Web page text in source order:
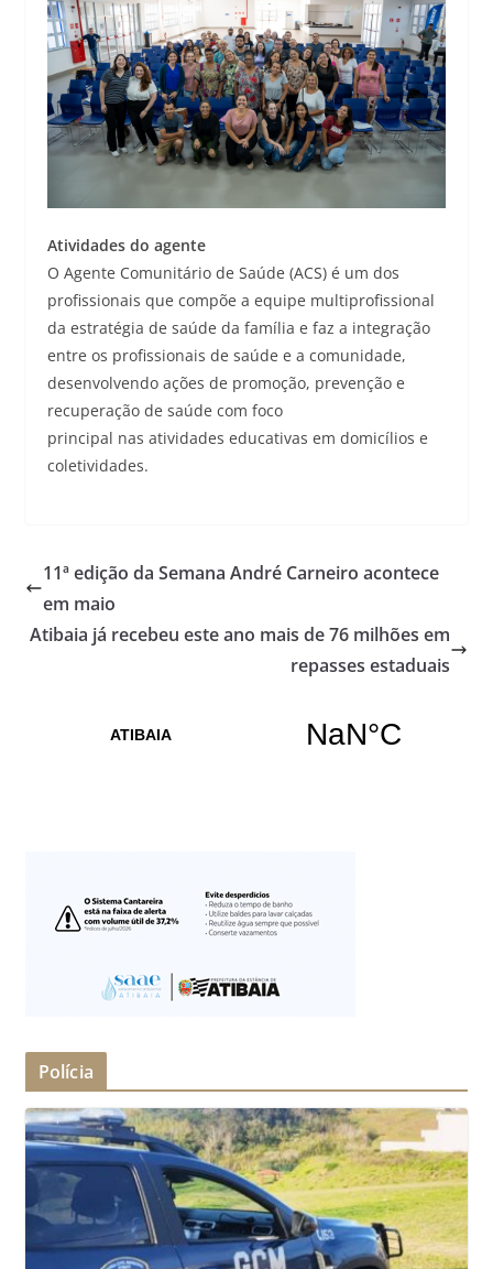
Atividades do agente
O Agente Comunitário de Saúde (ACS) é um dos
profissionais que compõe a equipe multiprofissional
da estratégia de saúde da família e faz a integração
entre os profissionais de saúde e a comunidade,
desenvolvendo ações de promoção, prevenção e
recuperação de saúde com foco
principal nas atividades educativas em domicílios e
coletividades.
11ª edição da Semana André Carneiro acontece
em maio
Atibaia já recebeu este ano mais de 76 milhões em
repasses estaduais
Polícia